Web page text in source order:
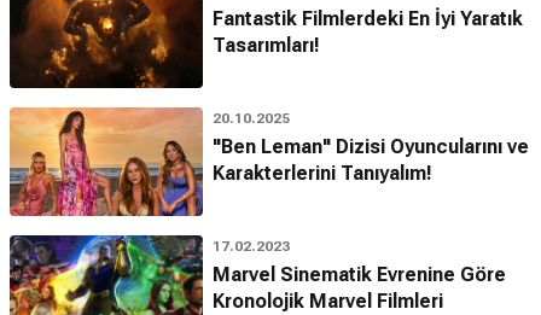
Fantastik Filmlerdeki En İyi Yaratık
Tasarımları!
20.10.2025
"Ben Leman" Dizisi Oyuncularını ve
Karakterlerini Tanıyalım!
17.02.2023
Marvel Sinematik Evrenine Göre
Kronolojik Marvel Filmleri